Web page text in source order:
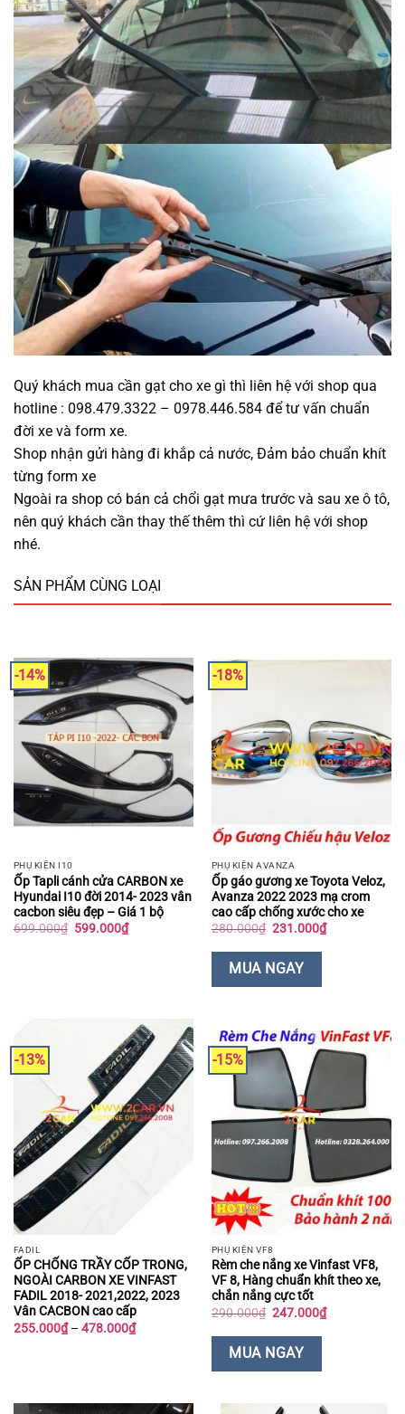
Quý khách mua cần gạt cho xe gì thì liên hệ với shop qua
hotline : 098.479.3322 – 0978.446.584 để tư vấn chuẩn
đời xe và form xe.
Shop nhận gửi hàng đi khắp cả nước, Đảm bảo chuẩn khít
từng form xe
Ngoài ra shop có bán cả chổi gạt mưa trước và sau xe ô tô,
nên quý khách cần thay thế thêm thì cứ liên hệ với shop
nhé.
SẢN PHẨM CÙNG LOẠI
-14%
PHỤ KIỆN I10
Ốp Tapli cánh cửa CARBON xe
Hyundai I10 đời 2014- 2023 vân
cacbon siêu đẹp – Giá 1 bộ
699.000₫ Giá
599.000₫Giá
hiện
-18%
PHỤ KIỆN AVANZA
Ốp gáo gương xe Toyota Veloz,
Avanza 2022 2023 mạ crom
cao cấp chống xước cho xe
280.000₫ Giá
là:
280.000₫.
231.000₫Giá
hiện
MUA NGAY
-13%
FADIL
ỐP CHỐNG TRẦY CỐP TRONG,
NGOÀI CARBON XE VINFAST
FADIL 2018- 2021,2022, 2023
Vân CACBON cao cấp
255.000₫ – 478.000₫Khoảng
giá:
-15%
PHỤ KIỆN VF8
Rèm che nắng xe Vinfast VF8,
VF 8, Hàng chuẩn khít theo xe,
chắn nắng cực tốt
290.000₫ Giá
là:
290.000₫.
247.000₫Giá
hiện
MUA NGAY